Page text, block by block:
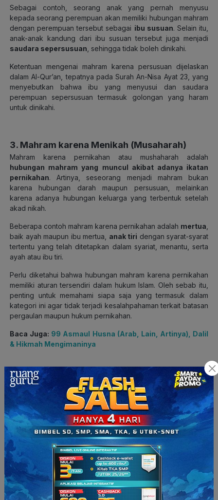
Sebagai contoh, seorang anak yang pernah menyusu
kepada seorang perempuan akan memiliki hubungan mahram
dengan perempuan tersebut sebagai ibu susuan. Selain itu,
anak-anak kandung dari ibu susuan tersebut juga menjadi
saudara sepersusuan , sehingga tidak boleh dinikahi.
Ketentuan mengenai mahram karena persusuan dijelaskan
dalam Al-Qur’an, tepatnya pada Surah An-Nisa Ayat 23, yang
menyebutkan bahwa ibu yang menyusui dan saudara
perempuan sepersusuan termasuk golongan yang haram
untuk dinikahi.
3. Mahram karena Menikah (Musaharah)
Mahram karena pernikahan atau mushaharah adalah
hubungan mahram yang muncul akibat adanya ikatan
pernikahan. Artinya, seseorang menjadi mahram bukan
karena hubungan darah maupun persusuan, melainkan
karena adanya hubungan keluarga yang terbentuk setelah
akad nikah.
Beberapa contoh mahram karena pernikahan adalah mertua
baik ayah maupun ibu mertua, anak tiri dengan syarat-syarat
tertentu yang telah ditetapkan dalam syariat, menantu, serta
ayah atau ibu tiri.
Perlu diketahui bahwa hubungan mahram karena pernikahan
memiliki aturan tersendiri dalam hukum Islam. Oleh sebab itu,
penting untuk memahami siapa saja yang termasuk dalam
kategori ini agar tidak terjadi kesalahpahaman terkait batasan
pergaulan maupun hukum pernikahan.
Baca Juga: 99 Asmaul Husna (Arab, Lain, Artinya), Dalil
& Hikmah Mengimaninya
Apa itu Muhrim?
Kalau muhrim adalah sebutan bagiseseorang yang sedang
berada dalam keadaan ihram, yaitu salah satu rukun wajib
yang harus dijalani saat melaksanakan ibadah haji atau umrah.
Secara bahasa, kata muhrim berasal dari bahasa Arab,
ahrama-yuhrimu-ihrāman, yang berarti memasuki keadaan
ihram atau melakukan ihram.
Ketika seseorang telah berniatmelaksanakan haji atau
umrahdan memasuki masa ihram, statusnya berubah menjadi
muhrim. Status ini bersifat sementara dan hanya berlaku
selama jemaah masih berada dalam keadaan ihram. Setelah